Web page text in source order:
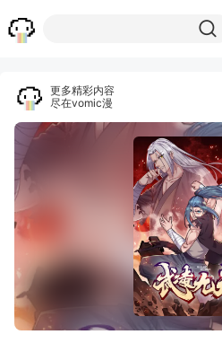
更多精彩内容
尽在vomic漫